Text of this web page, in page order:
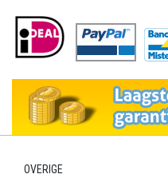
OVERIGE